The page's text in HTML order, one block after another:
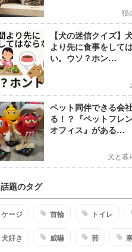
猫
【犬の迷信クイズ】
より先に食事をして
い。ウソ？ホン…
ペット同伴できる会
る！？『ペットフレ
オフィス』がある…
犬と暮
話題のタグ
ケージ 首輪 トイレ
犬好き 威嚇 芸